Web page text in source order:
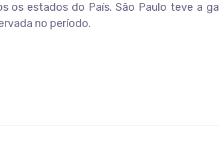
os estados do País. São Paulo teve a
no período.